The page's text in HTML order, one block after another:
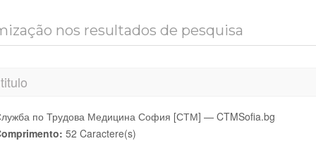
nos resultados de pesquisa
по Трудова Медицина София [СТМ] — CTMSofia.bg
52 Caractere(s)